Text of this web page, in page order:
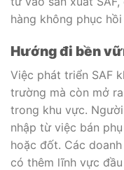
hàng không phục
Hướng đi bền
Việc phát triển SAF
trường mà còn mở
trong khu vực.
nhập từ việc bán
hoặc đốt. Các
có thêm lĩnh vực